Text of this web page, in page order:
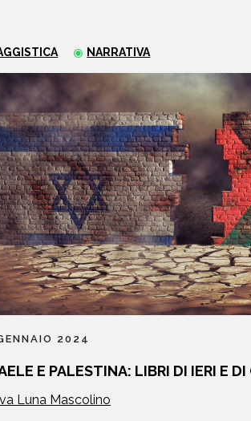
CHI
NARRATIVA
2024
E PALESTINA: LIBRI DI IERI E
Luna Mascolino